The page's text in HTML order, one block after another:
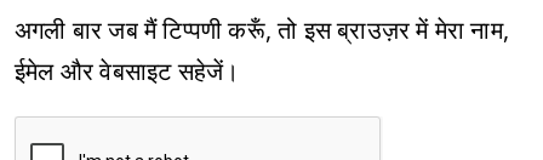
अगली बार जब मैं टिप्पणी करूँ, तो इस ब्राउज़र में मेरा नाम,
ईमेल और वेबसाइट सहेजें।